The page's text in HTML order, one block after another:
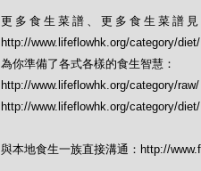
更多食生菜譜、更多食生菜譜
http://www.lifeflowhk.org/category/
為你準備了各式各樣的食生智慧：
http://www.lifeflowhk.org/category/raw/
http://www.lifeflowhk.org/category/diet/
與本地食生一族直接溝通：http://